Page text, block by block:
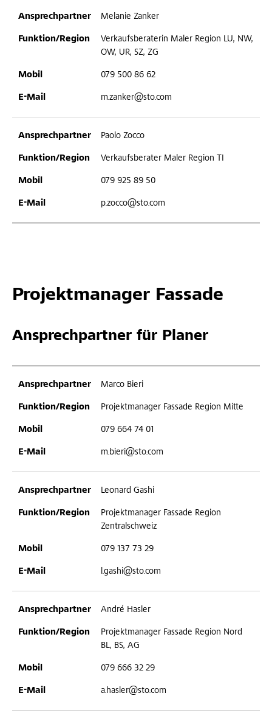
Melanie Zanker
Verkaufsberaterin Maler Region LU, NW,
OW, UR, SZ, ZG
079 500 86 62
m.zanker@sto.com
Paolo Zocco
Verkaufsberater Maler Region TI
079 925 89 50
p.zocco@sto.com
Projektmanager Fassade
Ansprechpartner für Planer
Marco Bieri
Projektmanager Fassade Region Mitte
079 664 74 01
m.bieri@sto.com
Leonard Gashi
Projektmanager Fassade Region
Zentralschweiz
079 137 73 29
l.gashi@sto.com
André Hasler
Projektmanager Fassade Region Nord
BL, BS, AG
079 666 32 29
a.hasler@sto.com